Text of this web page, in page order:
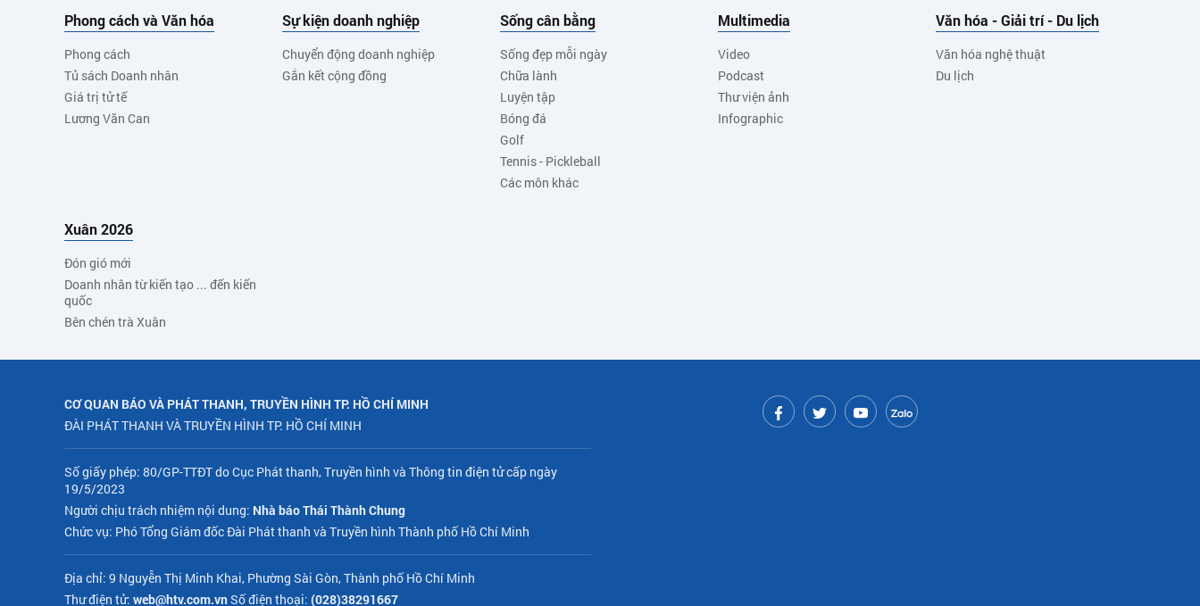
Phong cách và Văn hóa
Phong cách
Tủ sách Doanh nhân
Giá trị tử tế
Lương Văn Can
Sự kiện doanh nghiệp
Chuyển động doanh nghiệp
Gắn kết cộng đồng
Sống cân bằng
Sống đẹp mỗi ngày
Chữa lành
Luyện tập
Bóng đá
Golf
Tennis - Pickleball
Các môn khác
Multimedia
Video
Podcast
Thư viện ảnh
Infographic
Văn hóa - Giải trí - Du lịch
Văn hóa nghệ thuật
Du lịch
Xuân 2026
Đón gió mới
Doanh nhân từ kiến tạo ... đến kiến
quốc
Bên chén trà Xuân
CƠ QUAN BÁO VÀ PHÁT THANH, TRUYỀN HÌNH TP. HỒ CHÍ MINH
ĐÀI PHÁT THANH VÀ TRUYỀN HÌNH TP. HỒ CHÍ MINH
Số giấy phép: 80/GP-TTĐT do Cục Phát thanh, Truyền hình và Thông tin điện tử cấp ngày
19/5/2023
Người chịu trách nhiệm nội dung: Nhà báo Thái Thành Chung
Chức vụ: Phó Tổng Giám đốc Đài Phát thanh và Truyền hình Thành phố Hồ Chí Minh
Địa chỉ: 9 Nguyễn Thị Minh Khai, Phường Sài Gòn, Thành phố Hồ Chí Minh
Thư điện tử: web@htv.com.vnSố điện thoại: (028)38291667